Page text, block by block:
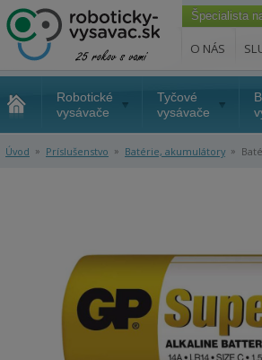
Špecialista
O NÁS
Robotické
vysávače
Tyčové
vysávače
Úvod » Príslušenstvo » Batérie, akumulátory »